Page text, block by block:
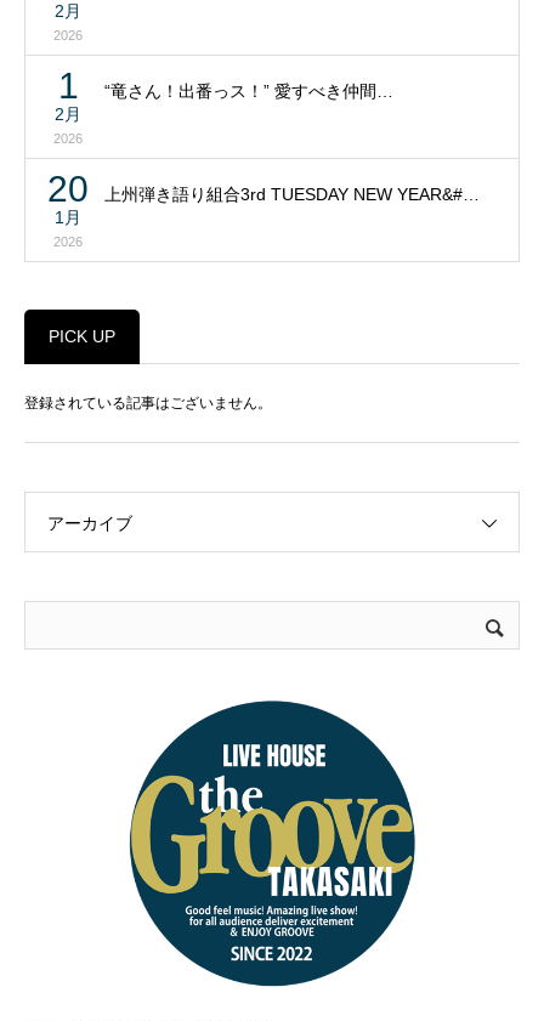
2月
2026
1
2月
2026
“竜さん！出番っス！” 愛すべき仲間…
20
1月
2026
上州弾き語り組合3rd TUESDAY NEW YEAR&#…
PICK UP
登録されている記事はございません。
アーカイブ